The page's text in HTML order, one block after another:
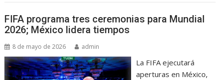
FIFA programa tres ceremonias para Mundial
2026; México lidera tiempos
8 de mayo de 2026 admin
La FIFA ejecutará
aperturas en México,